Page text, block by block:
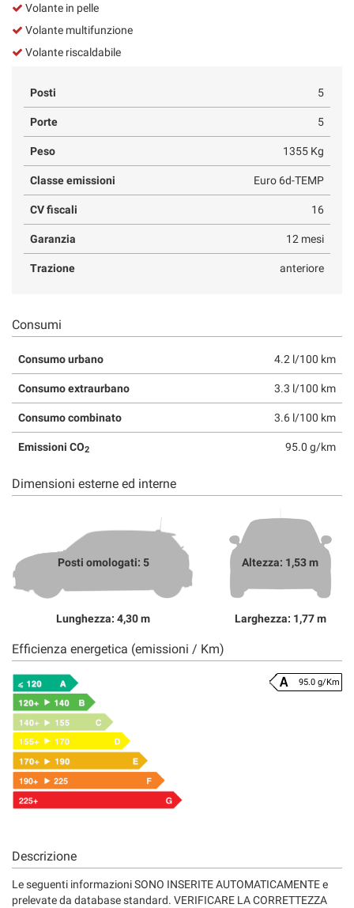
Volante in pelle
Volante multifunzione
Volante riscaldabile
Posti 5
Porte 5
Peso 1355 Kg
Classe emissioni Euro 6d-TEMP
CV fiscali 16
Garanzia 12 mesi
Trazione anteriore
Consumi
Consumo urbano 4.2 l/100 km
Consumo extraurbano 3.3 l/100 km
Consumo combinato 3.6 l/100 km
Emissioni CO2 95.0 g/km
Dimensioni esterne ed interne
Posti omologati: 5
Lunghezza: 4,30 m
Altezza: 1,53 m
Larghezza: 1,77 m
Efficienza energetica (emissioni / Km)
95.0 g/Km
Descrizione
Le seguenti informazioni SONO INSERITE AUTOMATICAMENTE e
prelevate da database standard. VERIFICARE LA CORRETTEZZA